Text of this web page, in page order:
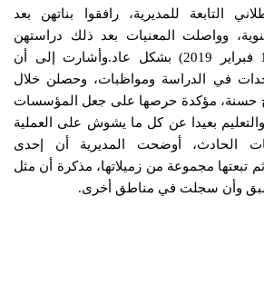
التابعة للمديرية، رافقوا بناتهن بعد
وواصلت المعنيات بعد ذلك دراستهن
عشية اليوم نفسه (11 فبراير 2019) بشكل عاد.وأشارت إلى أن
في الدراسة ومواظبات، وحصلن خلال
حسنة، مؤكدة حرصها على جعل المؤسسات
والتعليم بعيدا عن كل ما يشوش على العملية
الحادث، أوضحت المديرية أن إحدى
ثم تبعتها مجموعة من زميلاتها، مذكرة أن مثل
سبق وأن سجلت في مناطق أخرى.